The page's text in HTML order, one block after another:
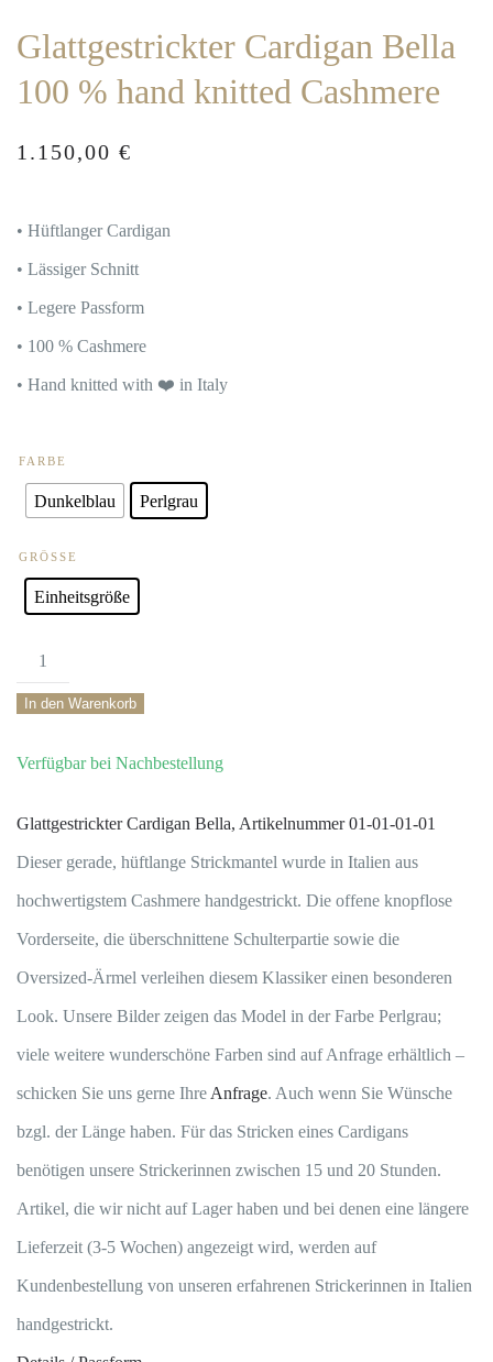
Glattgestrickter Cardigan Bella
100 % hand knitted Cashmere
1.150,00 €
• Hüftlanger Cardigan
• Lässiger Schnitt
• Legere Passform
• 100 % Cashmere
• Hand knitted with ❤️ in Italy
FARBE
Dunkelblau Perlgrau
GRÖSSE
Einheitsgröße
Glattgestrickter
Cardigan
%
In den Warenkorb
Verfügbar bei Nachbestellung
Glattgestrickter Cardigan Bella, Artikelnummer 01-01-01-01
Dieser gerade, hüftlange Strickmantel wurde in Italien aus
hochwertigstem Cashmere handgestrickt. Die offene knopflose
Vorderseite, die überschnittene Schulterpartie sowie die
Oversized-Ärmel verleihen diesem Klassiker einen besonderen
Look. Unsere Bilder zeigen das Model in der Farbe Perlgrau;
viele weitere wunderschöne Farben sind auf Anfrage erhältlich –
schicken Sie uns gerne Ihre Anfrage. Auch wenn Sie Wünsche
bzgl. der Länge haben. Für das Stricken eines Cardigans
benötigen unsere Strickerinnen zwischen 15 und 20 Stunden.
Artikel, die wir nicht auf Lager haben und bei denen eine längere
Lieferzeit (3-5 Wochen) angezeigt wird, werden auf
Kundenbestellung von unseren erfahrenen Strickerinnen in Italien
handgestrickt.